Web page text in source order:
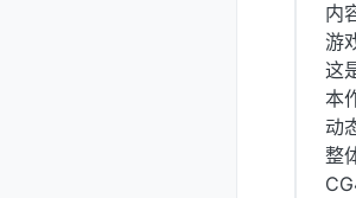
内
游
这
本
动
整